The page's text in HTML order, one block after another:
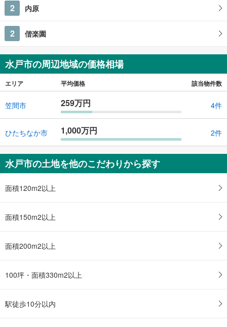
2 内原
2 偕楽園
水戸市の周辺地域の価格相場
エリア 平均価格 該当物件数
笠間市 259万円 4件
ひたちなか市 1,000万円 2件
水戸市の土地を他のこだわりから探す
面積120m2以上
面積150m2以上
面積200m2以上
100坪・面積330m2以上
駅徒歩10分以内